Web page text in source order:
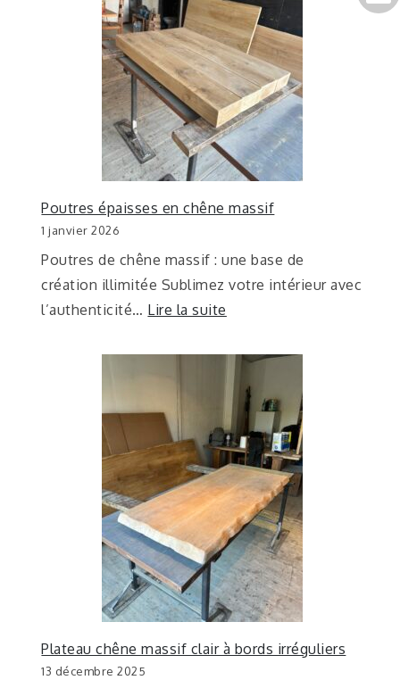
Poutres épaisses en chêne massif
1 janvier 2026
Poutres de chêne massif : une base de
création illimitée Sublimez votre intérieur avec
l’authenticité… Lire la suite
Plateau chêne massif clair à bords irréguliers
13 décembre 2025